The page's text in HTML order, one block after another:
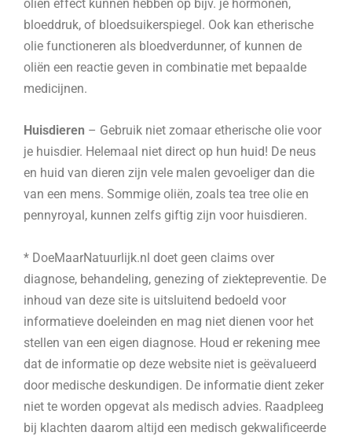
oliën effect kunnen hebben op bijv. je hormonen,
bloeddruk, of bloedsuikerspiegel. Ook kan etherische
olie functioneren als bloedverdunner, of kunnen de
oliën een reactie geven in combinatie met bepaalde
medicijnen.
Huisdieren – Gebruik niet zomaar etherische olie voor
je huisdier. Helemaal niet direct op hun huid! De neus
en huid van dieren zijn vele malen gevoeliger dan die
van een mens. Sommige oliën, zoals tea tree olie en
pennyroyal, kunnen zelfs giftig zijn voor huisdieren.
* DoeMaarNatuurlijk.nl doet geen claims over
diagnose, behandeling, genezing of ziektepreventie. De
inhoud van deze site is uitsluitend bedoeld voor
informatieve doeleinden en mag niet dienen voor het
stellen van een eigen diagnose. Houd er rekening mee
dat de informatie op deze website niet is geëvalueerd
door medische deskundigen. De informatie dient zeker
niet te worden opgevat als medisch advies. Raadpleeg
bij klachten daarom altijd een medisch gekwalificeerde